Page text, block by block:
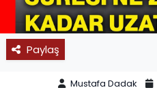
Paylaş
Mustafa Dadak